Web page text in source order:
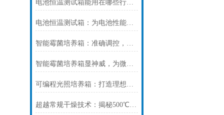
电池恒温测试箱能用在哪些行业？
电池恒温测试箱：为电池性能检测提供稳定环境
智能霉菌培养箱：准确调控，提升培养效率
智能霉菌培养箱显神威，为微生物学研究保驾护航！
可编程光照培养箱：打造理想生长环境，提升作物品质
超越常规干燥技术：揭秘500℃高温真空干燥箱如何准确控制材料干燥过程